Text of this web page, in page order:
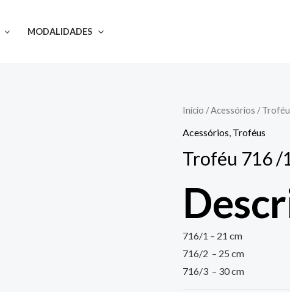
MODALIDADES
Início /Acessórios /
Acessórios Troféus
Troféu 716 /
716/1 – 21 cm
716/2 – 25 cm
716/3 – 30 cm